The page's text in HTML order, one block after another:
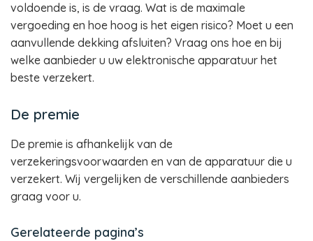
voldoende is, is de vraag. Wat is de maximale
vergoeding en hoe hoog is het eigen risico? Moet u een
aanvullende dekking afsluiten? Vraag ons hoe en bij
welke aanbieder u uw elektronische apparatuur het
beste verzekert.
De premie
De premie is afhankelijk van de
verzekeringsvoorwaarden en van de apparatuur die u
verzekert. Wij vergelijken de verschillende aanbieders
graag voor u.
Gerelateerde pagina’s